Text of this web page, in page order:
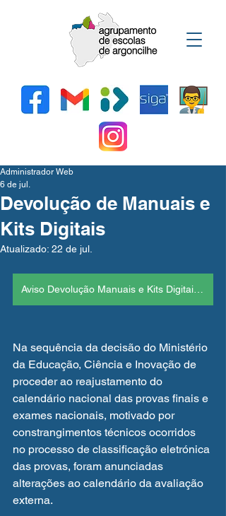
Devolução de Manuais e
Kits Digitais
Administrador Web
6 de jul.
Atualizado: 22 de jul.
Na sequência da decisão do Ministério
da Educação, Ciência e Inovação de
proceder ao reajustamento do
calendário nacional das provas finais e
exames nacionais, motivado por
constrangimentos técnicos ocorridos
no processo de classificação eletrónica
das provas, foram anunciadas
alterações ao calendário da avaliação
externa.